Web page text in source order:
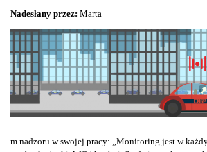
Nadesłany przez: Marta
m nadzoru w swojej pracy: „Monitoring jest w